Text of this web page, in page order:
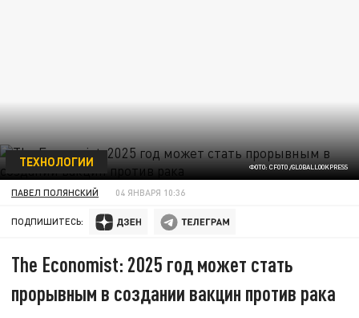
ФОТО: CFOTO /GLOBALLOOKPRESS
ТЕХНОЛОГИИ
ПАВЕЛ ПОЛЯНСКИЙ 04 ЯНВАРЯ 10:36
ПОДПИШИТЕСЬ:
The Economist: 2025 год может стать
прорывным в создании вакцин против рака